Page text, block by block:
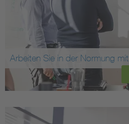
Arbeiten Sie in der Normung mit